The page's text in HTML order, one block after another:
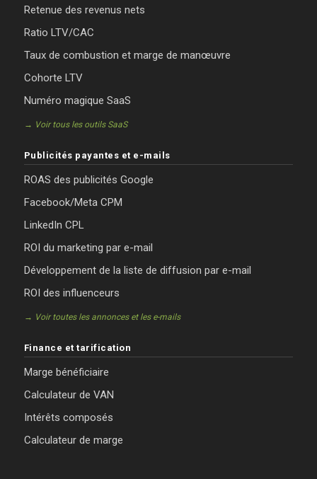
Retenue des revenus nets
Ratio LTV/CAC
Taux de combustion et marge de manœuvre
Cohorte LTV
Numéro magique SaaS
→ Voir tous les outils SaaS
Publicités payantes et e-mails
ROAS des publicités Google
Facebook/Meta CPM
LinkedIn CPL
ROI du marketing par e-mail
Développement de la liste de diffusion par e-mail
ROI des influenceurs
→ Voir toutes les annonces et les e-mails
Finance et tarification
Marge bénéficiaire
Calculateur de VAN
Intérêts composés
Calculateur de marge